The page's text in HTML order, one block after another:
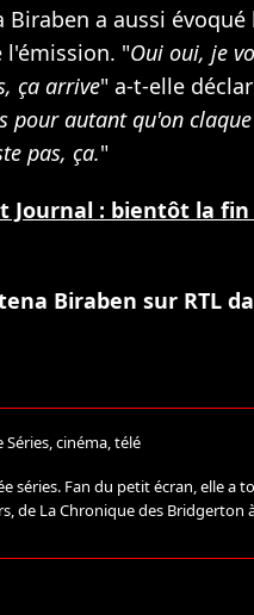
a aussi
l'émission. "Oui oui, je
ça arrive" a-t-elle
pour autant qu'on
pas, ça."
Journal : bientôt la fin
Biraben sur RTL
Séries, cinéma, télé
séries. Fan du petit écran, elle a
de La Chronique des Bridgerton